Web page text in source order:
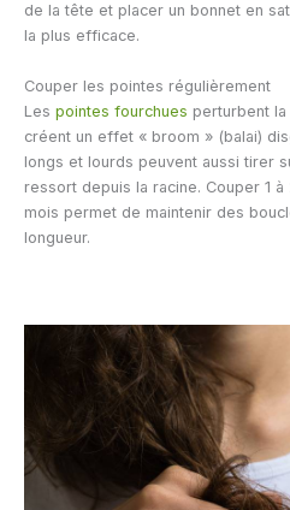
de la tête et placer un bonnet en
la plus efficace.
Couper les pointes régulièrement
Les pointes fourchues perturbent
créent un effet « broom » (balai)
longs et lourds peuvent aussi tirer
ressort depuis la racine. Couper 1
mois permet de maintenir des
longueur.